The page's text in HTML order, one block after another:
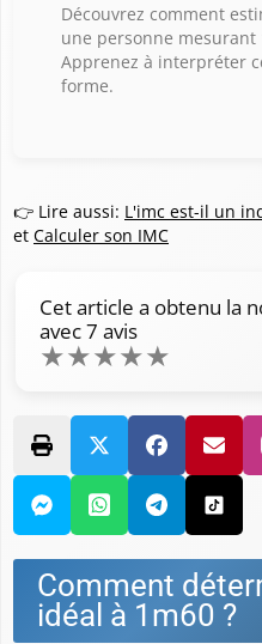
Découvrez comment
une personne mesurant
Apprenez à interpréter
forme.
👉 Lire aussi: L'imc est-il un
et Calculer son IMC
Cet article a obtenu la
avec7 avis
★★★★★
Comment
idéal à 1m60 ?